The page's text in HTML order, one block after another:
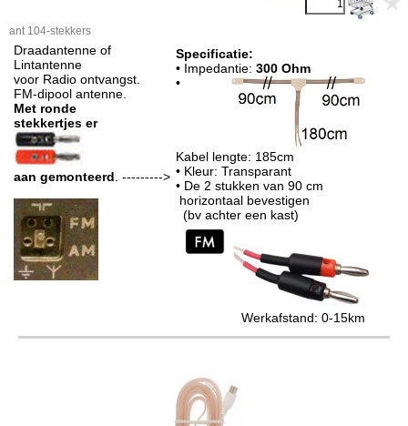
ant 104-stekkers
Draadantenne of
Lintantenne
voor Radio ontvangst.
FM-dipool antenne.
Met ronde
stekkertjes er
aan gemonteerd . --------->
Specificatie:
• Impedantie: 300 Ohm
•
Kabel lengte: 185cm
• Kleur: Transparant
• De 2 stukken van 90 cm
horizontaal bevestigen
(bv achter een kast)
Werkafstand: 0-15km